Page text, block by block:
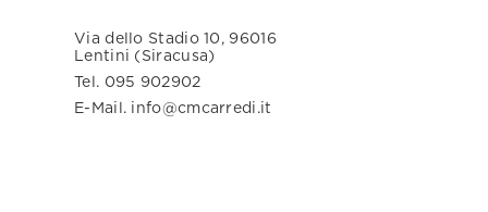
Via dello Stadio 10, 96016
Lentini (Siracusa)
Tel. 095 902902
E-Mail. info@cmcarredi.it